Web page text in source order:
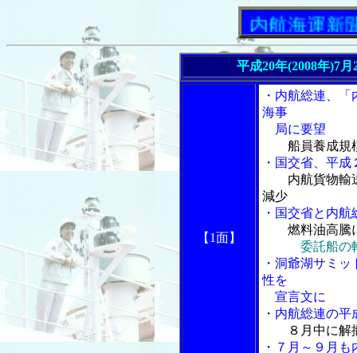
「内航海運新聞」ニ
平成20年(2008年)7
【1面】
・内航総連、
海事
局に要望
船員養成規
・国交省、平
内航貨物輸
減少
・国交省と内
燃料油高騰
委託船の
・洞爺湖サミ
性を
宣言文に
・内航総連の
８月中に解
・７月～９月